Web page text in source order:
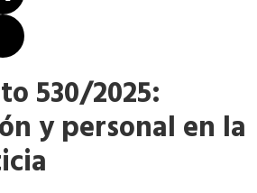
530/2025:
y personal en la